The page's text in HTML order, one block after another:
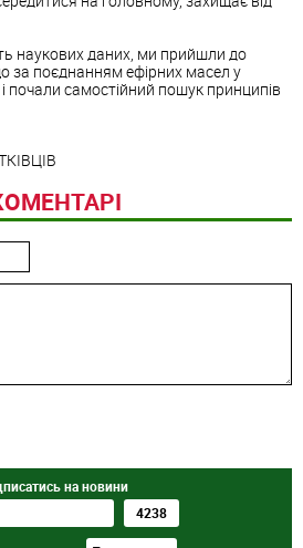
наукових даних, ми прийшли до
за поєднанням ефірних масел у
почали самостійний пошук принципів
на новини